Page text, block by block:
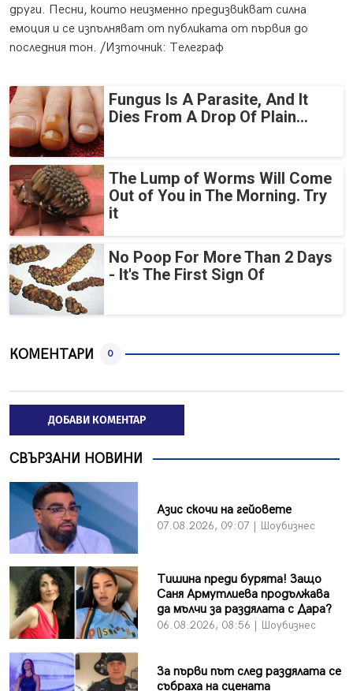
други. Песни, които неизменно предизвикват силна
емоция и се изпълняват от публиката от първия до
последния тон. /Източник: Телеграф
Fungus Is A Parasite, And It
Dies From A Drop Of Plain...
The Lump of Worms Will Come
Out of You in The Morning. Try
it
No Poop For More Than 2 Days
- It's The First Sign Of
КОМЕНТАРИ 0
ДОБАВИ КОМЕНТАР
СВЪРЗАНИ НОВИНИ
Азис скочи на гейовете
07.08.2026, 09:07 | Шоубизнес
Тишина преди бурята! Защо
Саня Армутлиева продължава
да мълчи за раздялата с Дара?
06.08.2026, 08:56 | Шоубизнес
За първи път след раздялата се
събраха на сцената